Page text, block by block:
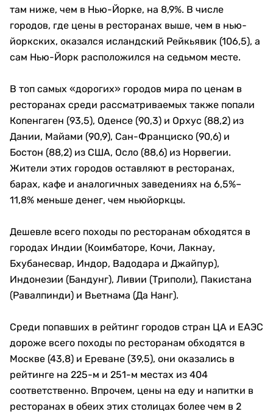
там ниже, чем в Нью-Йорке, на 8,9%. В числе
городов, где цены в ресторанах выше, чем в нью-
йоркских, оказался исландский Рейкьявик (106,5), а
сам Нью-Йорк расположился на седьмом месте.
В топ самых «дорогих» городов мира по ценам в
ресторанах среди рассматриваемых также попали
Копенгаген (93,5), Оденсе (90,3) и Орхус (88,2) из
Дании, Майами (90,9), Сан-Франциско (90,6) и
Бостон (88,2) из США, Осло (88,6) из Норвегии.
Жители этих городов оставляют в ресторанах,
барах, кафе и аналогичных заведениях на 6,5%–
11,8% меньше денег, чем ньюйоркцы.
Дешевле всего походы по ресторанам обходятся в
городах Индии (Коимбаторе, Кочи, Лакнау,
Бхубанесвар, Индор, Вадодара и Джайпур),
Индонезии (Бандунг), Ливии (Триполи), Пакистана
(Равалпинди) и Вьетнама (Да Нанг).
Среди попавших в рейтинг городов стран ЦА и ЕАЭС
дороже всего походы по ресторанам обходятся в
Москве (43,8) и Ереване (39,5), они оказались в
рейтинге на 225-м и 251-м местах из 404
соответственно. Впрочем, цены на еду и напитки в
ресторанах в обеих этих столицах более чем в 2